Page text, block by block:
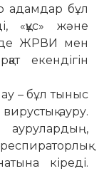
адамдар бұл
«құс» және
ЖРВИ мен
екендігін
ауру.
кіреді.